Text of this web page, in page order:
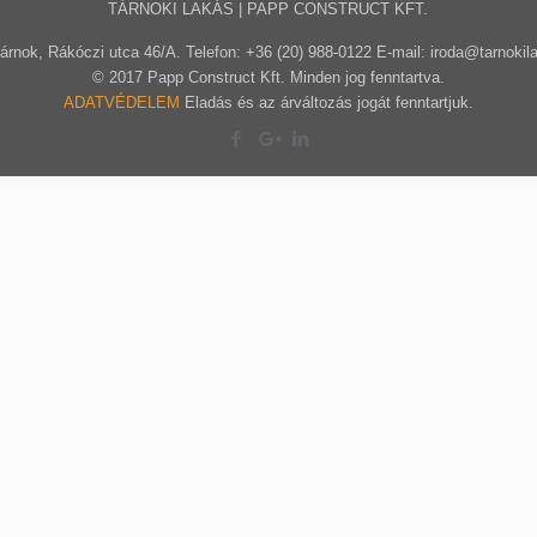
TÁRNOKI LAKÁS | PAPP CONSTRUCT KFT.
Rákóczi utca 46/A. Telefon: +36 (20) 988-0122 E-mail:
© 2017 Papp Construct Kft. Minden jog fenntartva.
ADATVÉDELEM Eladás és az árváltozás jogát fenntartjuk.